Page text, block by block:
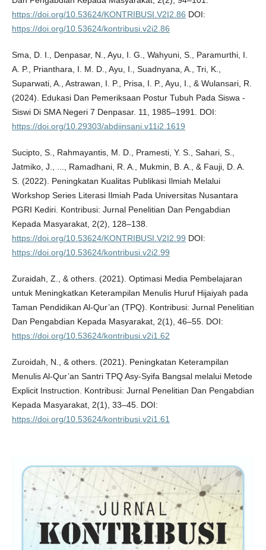
https://doi.org/10.53624/KONTRIBUSI.V2I2.86 DOI:
https://doi.org/10.53624/kontribusi.v2i2.86
Sma, D. I., Denpasar, N., Ayu, I. G., Wahyuni, S., Paramurthi, I.
A. P., Prianthara, I. M. D., Ayu, I., Suadnyana, A., Tri, K.,
Suparwati, A., Astrawan, I. P., Prisa, I. P., Ayu, I., & Wulansari, R.
(2024). Edukasi Dan Pemeriksaan Postur Tubuh Pada Siswa -
Siswi Di SMA Negeri 7 Denpasar. 11, 1985–1991. DOI:
https://doi.org/10.29303/abdiinsani.v11i2.1619
Sucipto, S., Rahmayantis, M. D., Pramesti, Y. S., Sahari, S.,
Jatmiko, J., ..., Ramadhani, R. A., Mukmin, B. A., & Fauji, D. A.
S. (2022). Peningkatan Kualitas Publikasi Ilmiah Melalui
Workshop Series Literasi Ilmiah Pada Universitas Nusantara
PGRI Kediri. Kontribusi: Jurnal Penelitian Dan Pengabdian
Kepada Masyarakat, 2(2), 128–138.
https://doi.org/10.53624/KONTRIBUSI.V2I2.99 DOI:
https://doi.org/10.53624/kontribusi.v2i2.99
Zuraidah, Z., & others. (2021). Optimasi Media Pembelajaran
untuk Meningkatkan Keterampilan Menulis Huruf Hijaiyah pada
Taman Pendidikan Al-Qur’an (TPQ). Kontribusi: Jurnal Penelitian
Dan Pengabdian Kepada Masyarakat, 2(1), 46–55. DOI:
https://doi.org/10.53624/kontribusi.v2i1.62
Zuroidah, N., & others. (2021). Peningkatan Keterampilan
Menulis Al-Qur’an Santri TPQ Asy-Syifa Bangsal melalui Metode
Explicit Instruction. Kontribusi: Jurnal Penelitian Dan Pengabdian
Kepada Masyarakat, 2(1), 33–45. DOI:
https://doi.org/10.53624/kontribusi.v2i1.61